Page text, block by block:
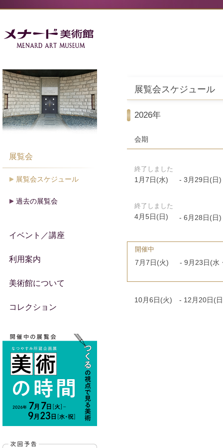
展覧会スケジュール
2026年
会期
終了しました
1月7日(水) - 3月29日(日)
終了しました
4月5日(日) - 6月28日(日)
開催中
7月7日(火) - 9月23日(水
10月6日(火) - 12月20日(
展覧会
展覧会スケジュール
過去の展覧会
イベント／講座
利用案内
美術館について
コレクション